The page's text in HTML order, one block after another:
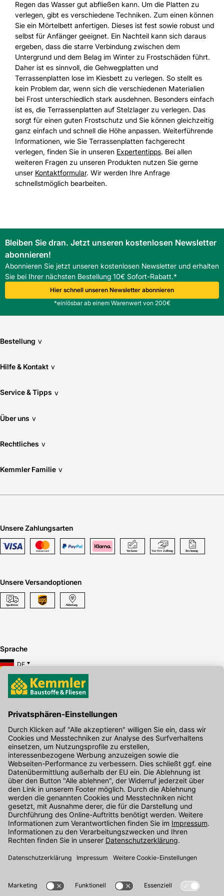
Regen das Wasser gut abfließen kann. Um die Platten zu
verlegen, gibt es verschiedene Techniken. Zum einen können
Sie ein Mörtelbett anfertigen. Dieses ist fest sowie robust und
selbst für Anfänger geeignet. Ein Nachteil kann sich daraus
ergeben, dass die starre Verbindung zwischen dem
Untergrund und dem Belag im Winter zu Frostschäden führt.
Daher ist es sinnvoll, die Gehwegplatten und
Terrassenplatten lose im Kiesbett zu verlegen. So stellt es
kein Problem dar, wenn sich die verschiedenen Materialien
bei Frost unterschiedlich stark ausdehnen. Besonders einfach
ist es, die Terrassenplatten auf Stelzlager zu verlegen. Das
sorgt für einen guten Frostschutz und Sie können gleichzeitig
ganz einfach und schnell die Höhe anpassen. Weiterführende
Informationen, wie Sie Terrassenplatten fachgerecht
verlegen, finden Sie in unseren Expertentipps. Bei allen
weiteren Fragen zu unseren Produkten nutzen Sie gerne
unser Kontaktformular. Wir werden Ihre Anfrage
schnellstmöglich bearbeiten.
Bleiben Sie dran. Jetzt unseren kostenlosen Newsletter
abonnieren!
Abonnieren Sie jetzt unseren kostenlosen Newsletter und erhalten
Sie bei Ihrer nächsten Bestellung 10€ Sofort-Rabatt.*
Hier schnell unseren Newsletter abonnieren
*einlösbar ab einem Warenwert von 200€
Bestellung v
Hilfe & Kontakt v
Service & Tipps v
Über uns v
Rechtliches v
Kemmler Familie v
Unsere Zahlungsarten
Unsere Versandoptionen
Sprache
DE
Hier gibt's die kostenlose App
Kontakt
Unser Onlineshop Team ist montags bis freitags von 08:00 - 17:00
Uhr unter der Telefonnummer07071 / 151-151für Sie erreichbar.
Alternativ können Sie unser Kontaktformular nutzen.
Den Kontakt direkt in unsere Niederlassungen finden Sie